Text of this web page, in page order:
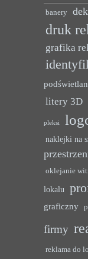
banery
druk
grafika
litery 3D
pleksi
naklejki na
oklejanie
lokalu
graficzny
firmy
reklama do